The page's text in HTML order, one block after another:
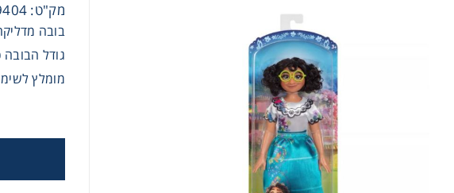
מק"ט: YDDEN219404
בובה
גודל הבובה כ- 27
מומלץ
משחקים לבנים
משחקים להתפתחות תינוקות
מכוניות משחק